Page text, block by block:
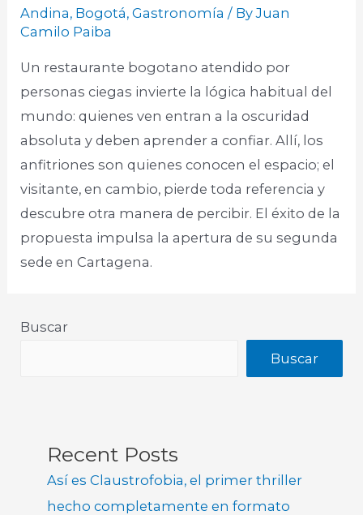
Andina, Bogotá,Gastronomía / ByJuan
Camilo Paiba
Un restaurante bogotano atendido por
personas ciegas invierte la lógica habitual del
mundo: quienes ven entran a la oscuridad
absoluta y deben aprender a confiar. Allí, los
anfitriones son quienes conocen el espacio; el
visitante, en cambio, pierde toda referencia y
descubre otra manera de percibir. El éxito de la
propuesta impulsa la apertura de su segunda
sede en Cartagena.
Buscar
Buscar
Recent Posts
Así es Claustrofobia, el primer thriller
hecho completamente en formato